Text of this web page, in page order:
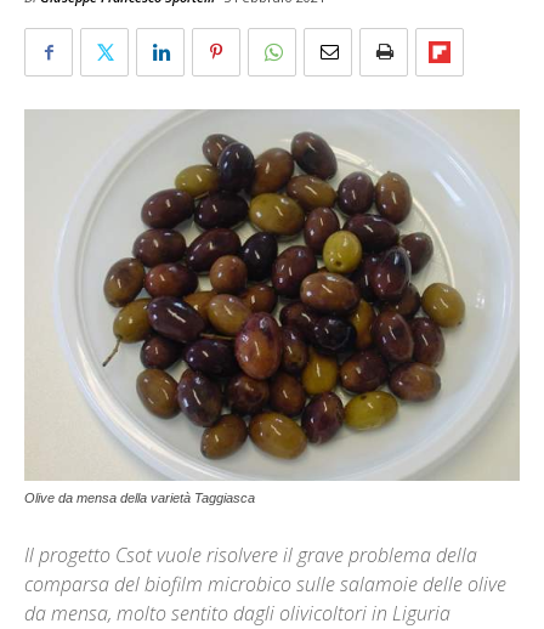
Olive da mensa della varietà Taggiasca
Il progetto Csot vuole risolvere il grave problema della
comparsa del biofilm microbico sulle salamoie delle olive
da mensa, molto sentito dagli olivicoltori in Liguria